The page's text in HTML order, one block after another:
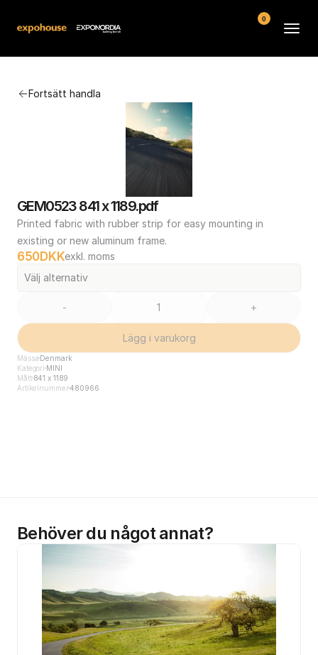
Fortsätt handla
GEM0523 841 x 1189.pdf
Printed fabric with rubber strip for easy mounting in
existing or new aluminum frame.
650DKKexkl. moms
Välj alternativ
- +
Lägg i varukorg
Mässa Denmark
Kategori MINI
Mått841 x 1189
Artikelnummer480966
Behöver du något annat?
Kontakt
Köpvillkor
0